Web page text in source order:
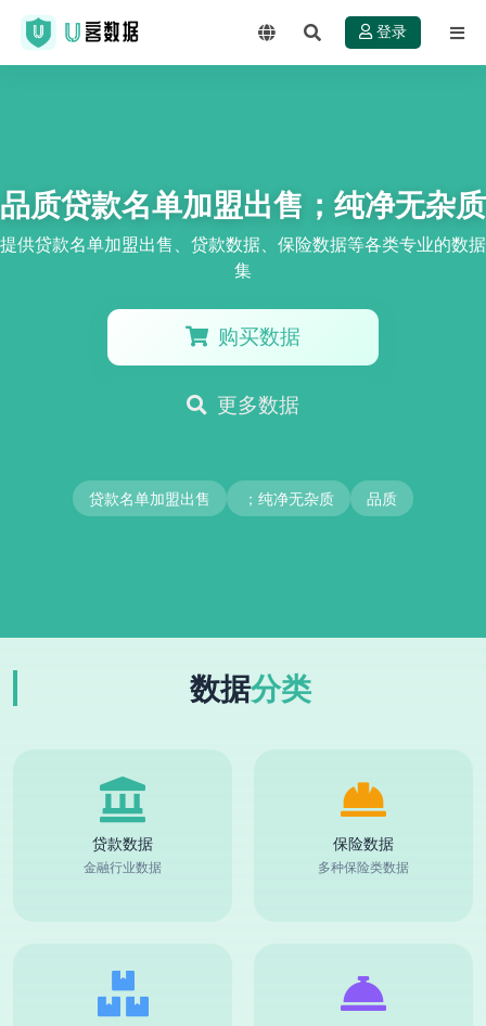
登录
品质贷款名单加盟出售；纯净无杂质
提供贷款名单加盟出售、贷款数据、保险数据等各类专业的数据
集
购买数据
更多数据
贷款名单加盟出售 ；纯净无杂质 品质
数据分类
贷款数据
金融行业数据
保险数据
多种保险类数据